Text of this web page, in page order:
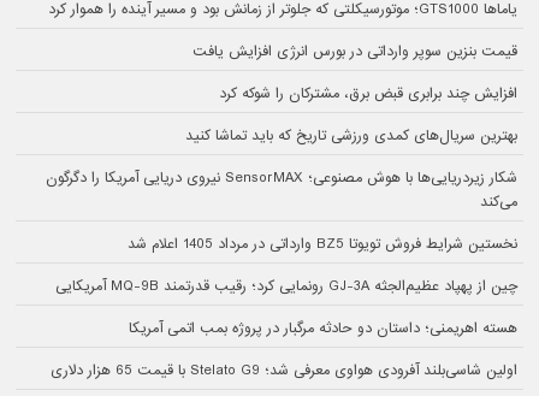
یاماها GTS1000؛ موتورسیکلتی که جلوتر از زمانش بود و مسیر آینده را هموار کرد
قیمت بنزین سوپر وارداتی در بورس انرژی افزایش یافت
افزایش چند برابری قبض برق، مشترکان را شوکه کرد
بهترین سریال‌های کمدی ورزشی تاریخ که باید تماشا کنید
شکار زیردریایی‌ها با هوش مصنوعی؛ SensorMAX نیروی دریایی آمریکا را دگرگون
می‌کند
نخستین شرایط فروش تویوتا BZ5 وارداتی در مرداد 1405 اعلام شد
چین از پهپاد عظیم‌الجثه GJ-3A رونمایی کرد؛ رقیب قدرتمند MQ-9B آمریکایی
هسته اهریمنی؛ داستان دو حادثه مرگبار در پروژه بمب اتمی آمریکا
اولین شاسی‌بلند آفرودی هواوی معرفی شد؛ Stelato G9 با قیمت 65 هزار دلاری